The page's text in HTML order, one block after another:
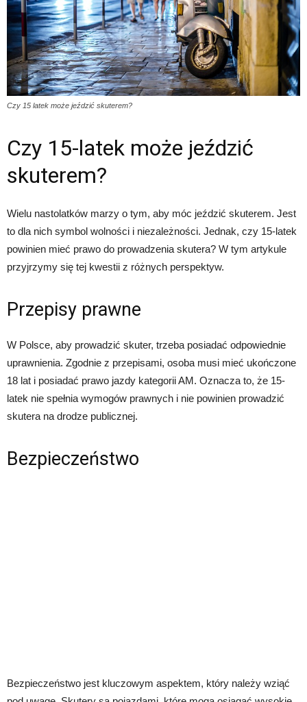
Czy 15 latek może jeździć skuterem?
Czy 15-latek może jeździć
skuterem?
Wielu nastolatków marzy o tym, aby móc jeździć skuterem. Jest
to dla nich symbol wolności i niezależności. Jednak, czy 15-latek
powinien mieć prawo do prowadzenia skutera? W tym artykule
przyjrzymy się tej kwestii z różnych perspektyw.
Przepisy prawne
W Polsce, aby prowadzić skuter, trzeba posiadać odpowiednie
uprawnienia. Zgodnie z przepisami, osoba musi mieć ukończone
18 lat i posiadać prawo jazdy kategorii AM. Oznacza to, że 15-
latek nie spełnia wymogów prawnych i nie powinien prowadzić
skutera na drodze publicznej.
Bezpieczeństwo
Bezpieczeństwo jest kluczowym aspektem, który należy wziąć